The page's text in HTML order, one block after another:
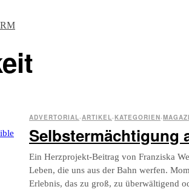
ADVERTORIAL·ARTIKEL·KATEGORIEN·
Selbstermächtigung
Ein Herzprojekt-Beitrag von Franziska
Leben, die uns aus der Bahn werfen.
Erlebnis, das zu groß, zu überwältigend